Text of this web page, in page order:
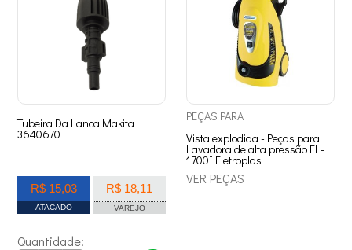
Tubeira Da Lanca Makita
3640670
R$ 15,03
ATACADO
R$ 18,11
VAREJO
Quantidade:
PEÇAS PARA
Vista explodida - Peças para
Lavadora de alta pressão EL-
1700I Eletroplas
VER PEÇAS